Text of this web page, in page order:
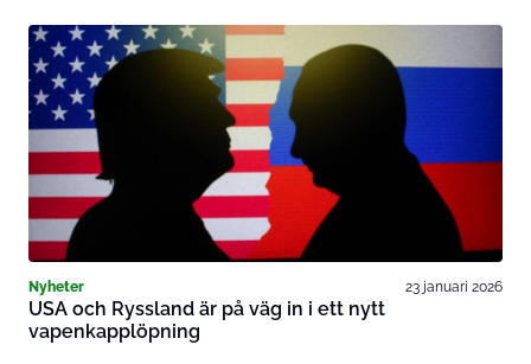
Nyheter 23 januari 2026
USA och Ryssland är på väg in i ett nytt
vapenkapplöpning